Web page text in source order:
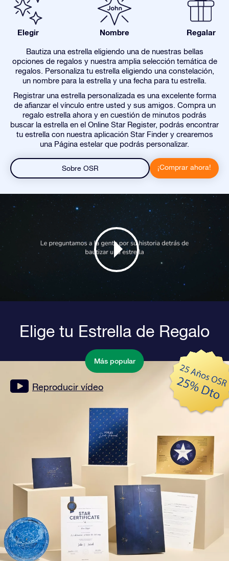
Elegir Nombre Regalar
Bautiza una estrella eligiendo una de nuestras bellas
opciones de regalos y nuestra amplia selección temática de
regalos. Personaliza tu estrella eligiendo una constelación,
un nombre para la estrella y una fecha para tu estrella.
Registrar una estrella personalizada es una excelente forma
de afianzar el vínculo entre usted y sus amigos. Compra un
regalo estrella ahora y en cuestión de minutos podrás
buscar la estrella en el Online Star Register, podrás encontrar
tu estrella con nuestra aplicación Star Finder y crearemos
una Página estelar que podrás personalizar.
Sobre OSR ¡Comprar ahora!
Elige tu Estrella de Regalo
Más popular
Reproducir vídeo